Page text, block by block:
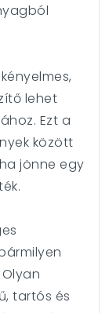
lehet
Ezt a
között
jönne egy
tartós és